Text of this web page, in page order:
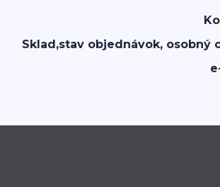
Sklad,stav objednávok, osobný